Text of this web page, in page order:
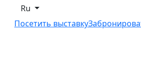
Ru
Посетить выставку